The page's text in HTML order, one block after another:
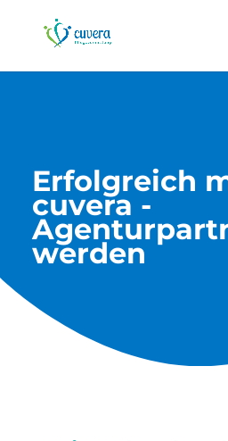
Erfolgreich
cuvera -
werden